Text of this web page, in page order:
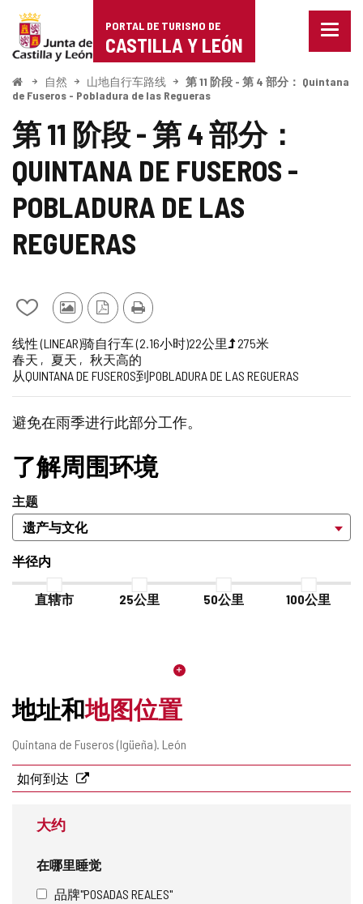
Portal
de
Turismo
de
Castilla
León
PORTAL DE TURISMO DE
CASTILLA Y LEÓN
菜
关
开
始
自然 山地自行车路线
第 11 阶段 - 第 4 部分： Quintana
de Fuseros - Pobladura de las Regueras
第 11 阶段 - 第 4 部分：
QUINTANA DE FUSEROS -
POBLADURA DE LAS
REGUERAS
从
的
笔
记
本
添
删
除
其
游
客
的
照
PDF
本
打
旅
行
线性 (LINEAR)
一
半
骑自行车 (2.16小时)
长
度
22公里
高
程
梯
度
（米）
275米
受
到
推
崇
的
春天 夏天 秋天
路
线
难
度
高的
路
线
从QUINTANA DE FUSEROS到POBLADURA DE LAS REGUERAS
避免在雨季进行此部分工作。
了解周围环境
主题
半径内
直辖市 25公里 50公里 100公里
地址和地图位置
邮
地
址
Quintana de Fuseros (Igüeña). León
如何到达
大约
在哪里睡觉
品牌"POSADAS REALES"